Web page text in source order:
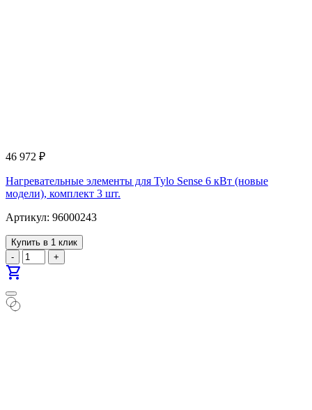
46 972 ₽
Нагревательные элементы для Tylo Sense 6 кВт (новые
модели), комплект 3 шт.
Артикул: 96000243
Купить в 1 клик
-
+
shopping_cart